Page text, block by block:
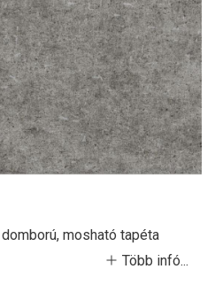
mosható tapéta
Több infó...